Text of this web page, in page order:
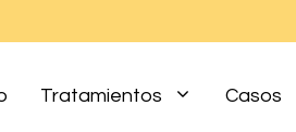
Tratamientos Casos